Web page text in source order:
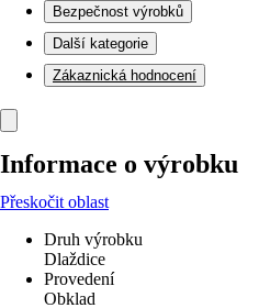
Bezpečnost výrobků
Další kategorie
Zákaznická hodnocení
Informace o výrobku
Přeskočit oblast
Druh výrobku
Dlaždice
Provedení
Obklad